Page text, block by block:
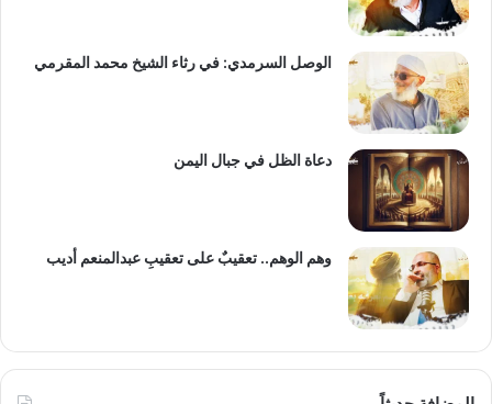
الوصل السرمدي: في رثاء الشيخ محمد المقرمي
دعاة الظل في جبال اليمن
وهم الوهم.. تعقيبٌ على تعقيبِ عبدالمنعم أديب